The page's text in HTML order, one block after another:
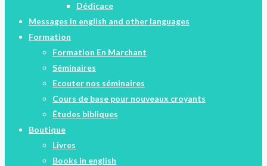
Dédicace
Messages in english and other languages
Formation
Formation En Marchant
Séminaires
Ecouter nos séminaires
Cours de base pour nouveaux croyants
Études bibliques
Boutique
Livres
Books in english